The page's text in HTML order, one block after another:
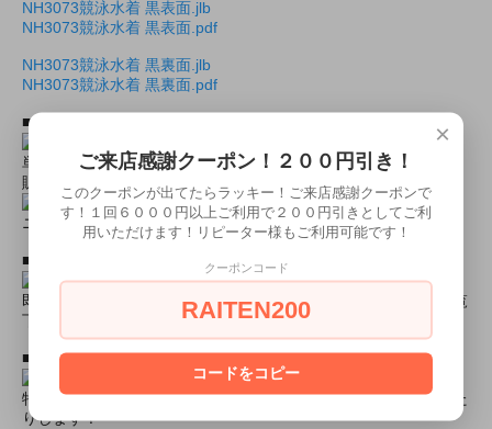
NH3073競泳水着 黒表面.jlb
NH3073競泳水着 黒表面.pdf
NH3073競泳水着 黒裏面.jlb
NH3073競泳水着 黒裏面.pdf
■おすすめオプション小物類■
単品カチューシャやネコ耳などの小物類（1000円程度より多数
販売中）
ニーハイソックス、タイツなど（500円より多数販売中！）
■すぐに商品が欲しい！！という方■
即日配達商品一覧がございますので、よろしければそちらをご覧
下さいませ。
■とにかく安くて高品質な商品が欲しい！という方■
特別割引商品を掲載しています！最大８０％引きの商品もあった
りします！
×
ご来店感謝クーポン！２００円引き！
このクーポンが出てたらラッキー！ご来店感謝クーポンで
す！１回６０００円以上ご利用で２００円引きとしてご利
用いただけます！リピーター様もご利用可能です！
クーポンコード
RAITEN200
コードをコピー